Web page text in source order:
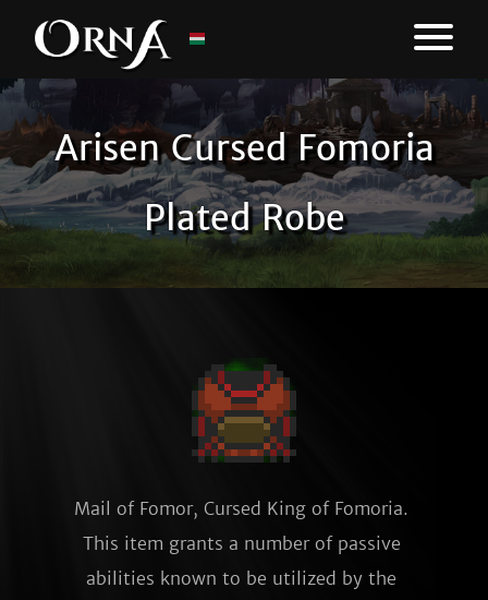
Arisen Cursed Fomoria
Plated Robe
Mail of Fomor, Cursed King of Fomoria.
This item grants a number of passive
abilities known to be utilized by the